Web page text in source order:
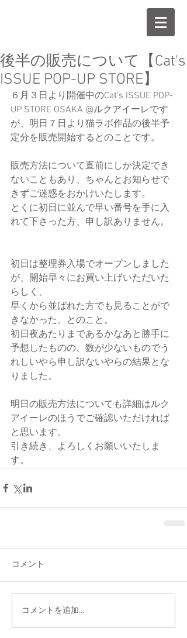
後半の販売について【Cat's
ISSUE POP-UP STORE】
６月３日より開催中のCat's ISSUE POP-
UP STORE OSAKA @ルクアイーレです
が、明日７日より猫ラボ作品の後半予
定分を販売開始するとのことです。
販売方法について直前にしか決定でき
ないこともあり、ちゃんとお知らせで
きずご迷惑をおかけいたします。
とくに初日に並んで早い番号を手に入
れて下さった方、申し訳ありません。
初日は整理券入場でオープンしました
が、開始早々にお買い上げいただいた
らしく、
早くから並ばれた方でも見ることがで
きなかった、とのこと。
初日夜あたりまであるかなあと勝手に
予想したものの、数が少ないものでう
れしいやら申し訳ないやらの結果とな
りました。
明日の販売方法についても詳細はルク
アイーレのほうでご確認いただければ
と思います。
引き続き、よろしくお願いいたしま
す。
コメント
コメントを追加…